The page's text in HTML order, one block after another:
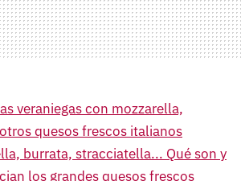
veraniegas con mozzarella,
quesos frescos italianos
burrata, stracciatella... Qué son y
los grandes quesos frescos